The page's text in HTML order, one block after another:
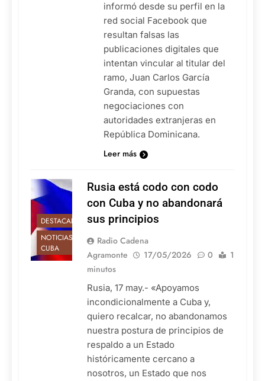
informó desde su perfil en la
red social Facebook que
resultan falsas las
publicaciones digitales que
intentan vincular al titular del
ramo, Juan Carlos García
Granda, con supuestas
negociaciones con
autoridades extranjeras en
República Dominicana.
Leer más
DESTACADAS
NOTICIAS DE
CUBA
Rusia está codo con codo
con Cuba y no abandonará
sus principios
Radio Cadena
Agramonte
17/05/2026 0
1
minutos
Rusia, 17 may.- «Apoyamos
incondicionalmente a Cuba y,
quiero recalcar, no abandonamos
nuestra postura de principios de
respaldo a un Estado
históricamente cercano a
nosotros, un Estado que nos